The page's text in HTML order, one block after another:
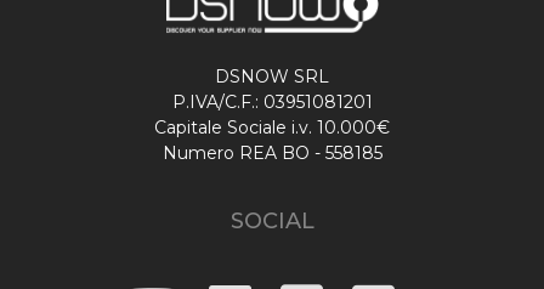
DSNOW SRL
P.IVA/C.F.: 03951081201
Capitale Sociale i.v. 10.000€
Numero REA BO - 558185
SOCIAL